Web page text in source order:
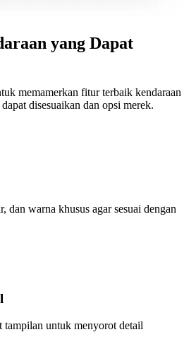
yang Dapat
memamerkan fitur terbaik kendaraan
disesuaikan dan opsi merek.
dan warna khusus agar sesuai dengan
tampilan untuk menyorot detail